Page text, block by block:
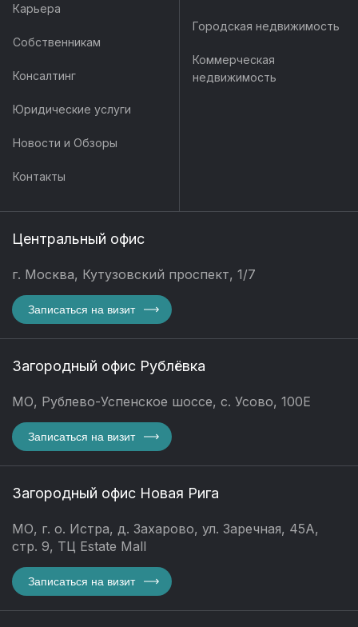
Карьера
Собственникам
Консалтинг
Юридические услуги
Новости и Обзоры
Контакты
Городская недвижимость
Коммерческая
недвижимость
Центральный офис
г. Москва, Кутузовский проспект, 1/7
Записаться на визит
Загородный офис Рублёвка
МО, Рублево-Успенское шоссе, с. Усово, 100Е
Записаться на визит
Загородный офис Новая Рига
МО, г. о. Истра, д. Захарово, ул. Заречная, 45А,
стр. 9, ТЦ Estate Mall
Записаться на визит